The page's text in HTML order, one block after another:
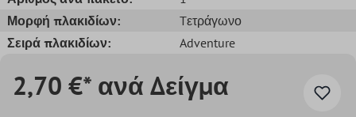
Μορφή πλακιδίων:
Tετράγωνο
Σειρά πλακιδίων:
Adventure
2,70 €* ανά Δείγμα